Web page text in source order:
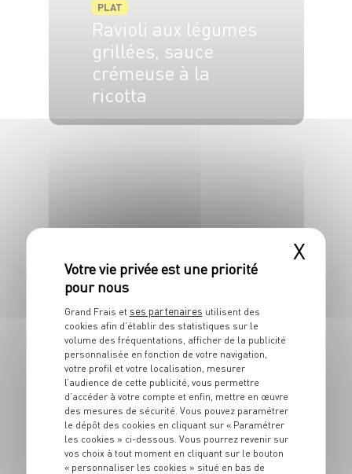
PLAT
Ravioli aux légumes
grillées, sauce
crémeuse à la
ricotta
Pancakes aux
poireaux et aux
herbes
4 pers. 20 min 3 min
X
Grand Frais et ses partenaires utilisent des
cookies afin d’établir des statistiques sur le
volume des fréquentations, afficher de la publicité
personnalisée en fonction de votre navigation,
votre profil et votre localisation, mesurer
l’audience de cette publicité, vous permettre
d’accéder à votre compte et enfin, mettre en œuvre
des mesures de sécurité. Vous pouvez paramétrer
le dépôt des cookies en cliquant sur « Paramétrer
les cookies » ci-dessous. Vous pourrez revenir sur
vos choix à tout moment en cliquant sur le bouton
« personnaliser les cookies » situé en bas de